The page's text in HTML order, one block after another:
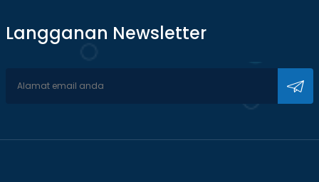
Langganan Newsletter